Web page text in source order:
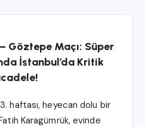
Göztepe Maçı: Süper
İstanbul’da Kritik
haftası, heyecan dolu bir
Karagümrük, evinde